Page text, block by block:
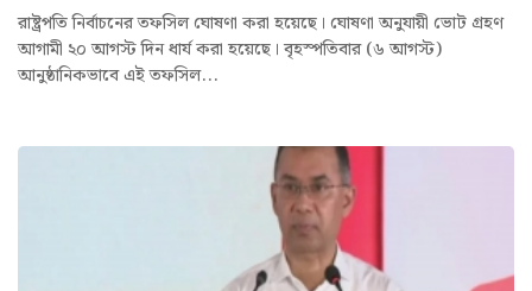
রাষ্ট্রপতি নির্বাচনের তফসিল ঘোষণা করা হয়েছে। ঘোষণা অনুযায়ী ভোট গ্রহণ
আগামী ২০ আগস্ট দিন ধার্য করা হয়েছে। বৃহস্পতিবার (৬ আগস্ট)
আনুষ্ঠানিকভাবে এই তফসিল...